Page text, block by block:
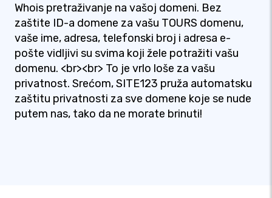
Whois pretraživanje na vašoj domeni. Bez
zaštite ID-a domene za vašu TOURS domenu,
vaše ime, adresa, telefonski broj i adresa e-
pošte vidljivi su svima koji žele potražiti vašu
domenu. <br><br> To je vrlo loše za vašu
privatnost. Srećom, SITE123 pruža automatsku
zaštitu privatnosti za sve domene koje se nude
putem nas, tako da ne morate brinuti!